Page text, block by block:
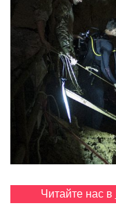
Читайте нас в